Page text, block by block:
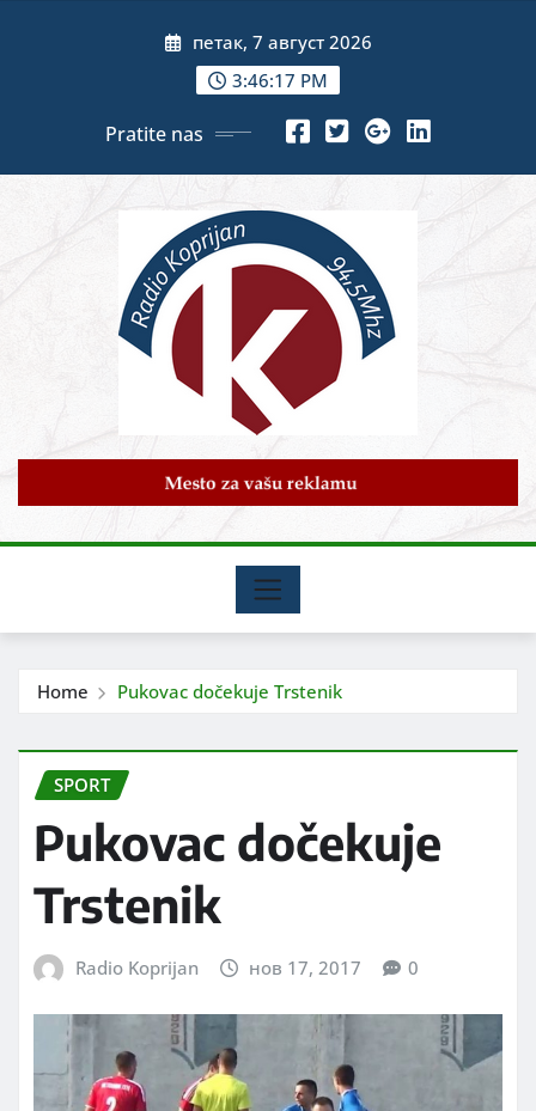
петак, 7 август 2026
3:46:19 PM
Pratite nas
Home Pukovac dočekuje Trstenik
SPORT
Pukovac dočekuje
Trstenik
Radio Koprijan нов 17, 2017 0